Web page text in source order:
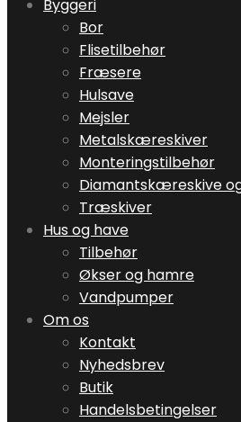
Byggeri
Bor
Flisetilbehør
Fræsere
Hulsave
Mejsler
Metalskæreskiver
Monteringstilbehør
Diamantskæreskive
Træskiver
Hus og have
Tilbehør
Økser og hamre
Vandpumper
Om os
Kontakt
Nyhedsbrev
Butik
Handelsbetingelser